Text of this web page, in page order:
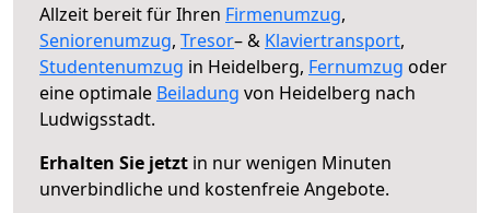
Allzeit bereit für Ihren Firmenumzug,
Seniorenumzug, Tresor– & Klaviertransport,
Studentenumzug in Heidelberg, Fernumzug oder
eine optimale Beiladung von Heidelberg nach
Ludwigsstadt.
Erhalten Sie jetzt in nur wenigen Minuten
unverbindliche und kostenfreie Angebote.